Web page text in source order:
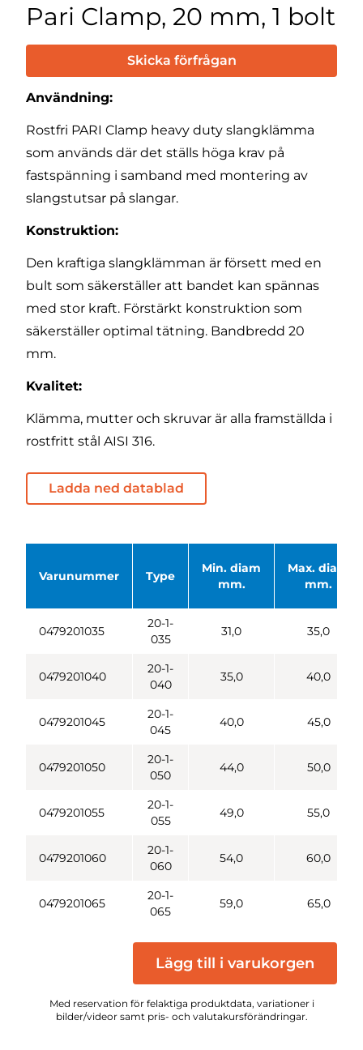
Pari Clamp, 20 mm, 1 bolt
Skicka förfrågan
Användning:
Rostfri PARI Clamp heavy duty slangklämma
som används där det ställs höga krav på
fastspänning i samband med montering av
slangstutsar på slangar.
Konstruktion:
Den kraftiga slangklämman är försett med en
bult som säkerställer att bandet kan spännas
med stor kraft. Förstärkt konstruktion som
säkerställer optimal tätning. Bandbredd 20
mm.
Kvalitet:
Klämma, mutter och skruvar är alla framställda i
rostfritt stål AISI 316.
Ladda ned datablad
Varunummer Type
Min. diam
mm.
Max. diam
mm.
0479201035
20-1-
035
31,0 35,0
0479201040
20-1-
040
35,0 40,0
0479201045
20-1-
045
40,0 45,0
0479201050
20-1-
050
44,0 50,0
0479201055
20-1-
055
49,0 55,0
0479201060
20-1-
060
54,0 60,0
0479201065
20-1-
065
59,0 65,0
Lägg till i varukorgen
Med reservation för felaktiga produktdata, variationer i
bilder/videor samt pris- och valutakursförändringar.